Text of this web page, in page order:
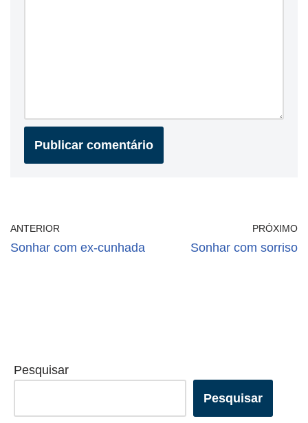
ANTERIOR
Sonhar com ex-cunhada
PRÓXIMO
Sonhar com sorriso
Pesquisar
Pesquisar